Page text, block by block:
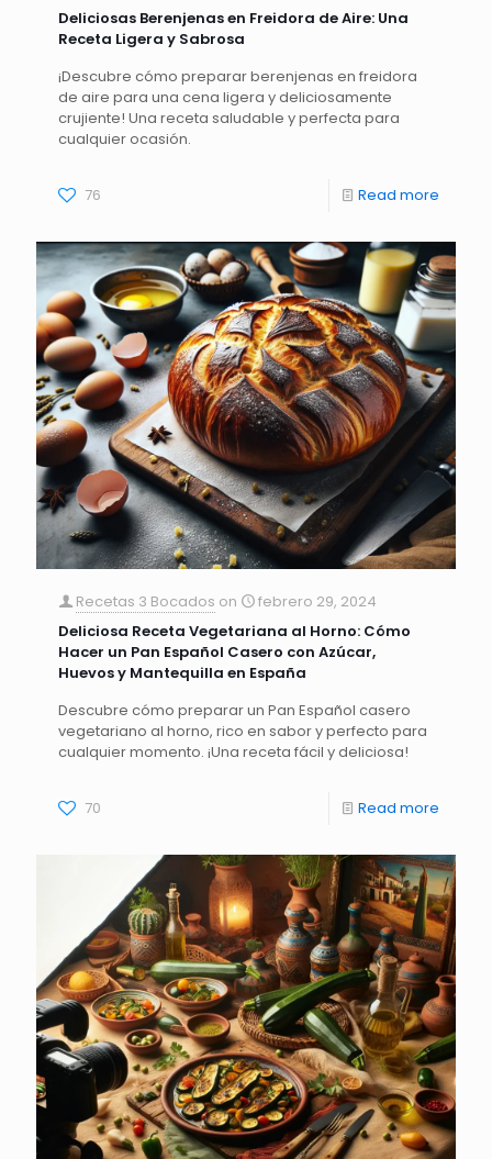
Deliciosas Berenjenas en Freidora de Aire: Una
Receta Ligera y Sabrosa
¡Descubre cómo preparar berenjenas en freidora
de aire para una cena ligera y deliciosamente
crujiente! Una receta saludable y perfecta para
cualquier ocasión.
76 Read more
Recetas 3 Bocados on
febrero 29, 2024
Deliciosa Receta Vegetariana al Horno: Cómo
Hacer un Pan Español Casero con Azúcar,
Huevos y Mantequilla en España
Descubre cómo preparar un Pan Español casero
vegetariano al horno, rico en sabor y perfecto para
cualquier momento. ¡Una receta fácil y deliciosa!
70 Read more